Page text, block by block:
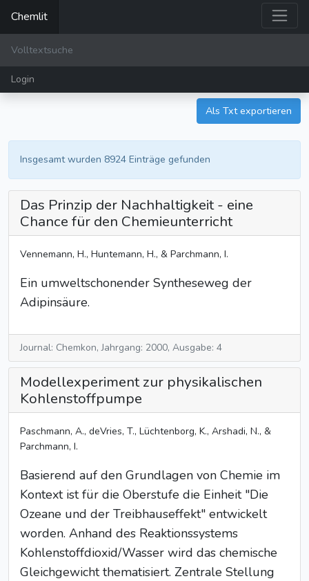
Chemlit
Login
Als Txt exportieren
Insgesamt wurden 8924 Einträge gefunden
Das Prinzip der Nachhaltigkeit - eine
Chance für den Chemieunterricht
Vennemann, H., Huntemann, H., & Parchmann, I.
Ein umweltschonender Syntheseweg der
Adipinsäure.
Journal: Chemkon, Jahrgang: 2000, Ausgabe: 4
Modellexperiment zur physikalischen
Kohlenstoffpumpe
Paschmann, A., deVries, T., Lüchtenborg, K., Arshadi, N., &
Parchmann, I.
Basierend auf den Grundlagen von Chemie im
Kontext ist für die Oberstufe die Einheit "Die
Ozeane und der Treibhauseffekt" entwickelt
worden. Anhand des Reaktionssystems
Kohlenstoffdioxid/Wasser wird das chemische
Gleichgewicht thematisiert. Zentrale Stellung